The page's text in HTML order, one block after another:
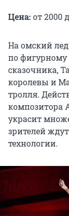
Цена: от 2000
На омский
по фигурному
сказочника,
королевы и
тролля.
композитора
украсит
зрителей
технологии.